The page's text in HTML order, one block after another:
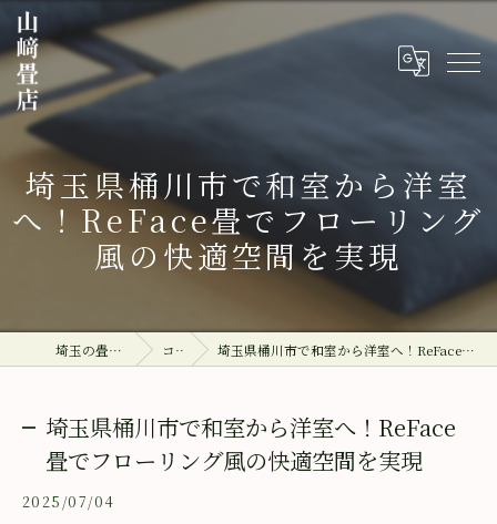
埼玉県桶川市で和室から洋室
へ！ReFace畳でフローリング
風の快適空間を実現
埼玉の畳なら山﨑畳店 コラム 埼玉県桶川市で和室から洋室へ！ReFace畳でフローリング風の快適空間を実現
埼玉県桶川市で和室から洋室へ！ReFace
畳でフローリング風の快適空間を実現
2025/07/04